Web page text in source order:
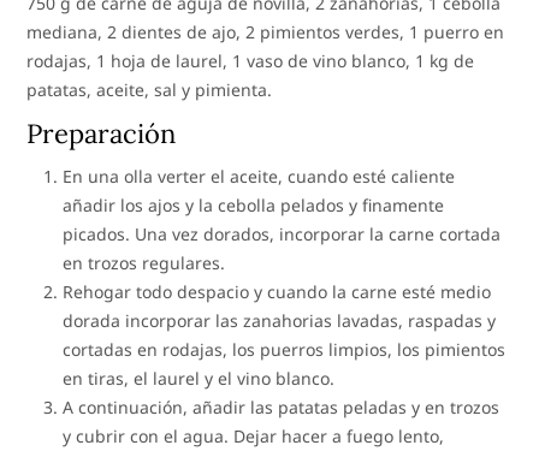
mediana, 2 dientes de ajo, 2 pimientos verdes, 1 puerro en
rodajas, 1 hoja de laurel, 1 vaso de vino blanco, 1 kg de
patatas, aceite, sal y pimienta.
Preparación
En una olla verter el aceite, cuando esté caliente
añadir los ajos y la cebolla pelados y finamente
picados. Una vez dorados, incorporar la carne cortada
en trozos regulares.
Rehogar todo despacio y cuando la carne esté medio
dorada incorporar las zanahorias lavadas, raspadas y
cortadas en rodajas, los puerros limpios, los pimientos
en tiras, el laurel y el vino blanco.
A continuación, añadir las patatas peladas y en trozos
y cubrir con el agua. Dejar hacer a fuego lento,